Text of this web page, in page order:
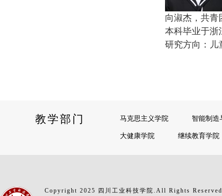
向淑杰，共青
本科毕业于浙
研究方向：儿
教学部门 马克思主义学院
智能制造
大健康学院
继续教育学院
Copyright 2025 四川工业科技学院.All Rights